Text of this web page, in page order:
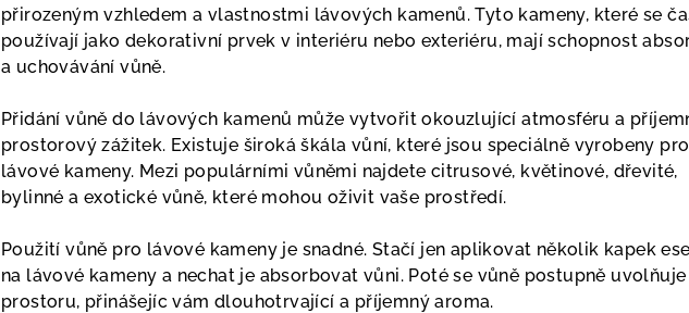
přirozeným vzhledem a vlastnostmi lávových kamenů. Tyto kameny, které se
používají jako dekorativní prvek v interiéru nebo exteriéru, mají schopnost
a uchovávání vůně.
Přidání vůně do lávových kamenů může vytvořit okouzlující atmosféru a
prostorový zážitek. Existuje široká škála vůní, které jsou speciálně vyrobeny pro
lávové kameny. Mezi populárními vůněmi najdete citrusové, květinové, dřevité,
bylinné a exotické vůně, které mohou oživit vaše prostředí.
Použití vůně pro lávové kameny je snadné. Stačí jen aplikovat několik kapek
na lávové kameny a nechat je absorbovat vůni. Poté se vůně postupně
prostoru, přinášejíc vám dlouhotrvající a příjemný aroma.